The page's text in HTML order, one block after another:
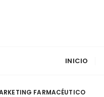
INICIO
FARMACÉUTICO